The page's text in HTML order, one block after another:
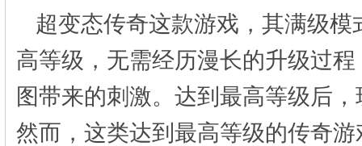
超变态传奇这款游戏，其满级
高等级，无需经历漫长的升级过
图带来的刺激。达到最高等级后
然而，这类达到最高等级的传奇